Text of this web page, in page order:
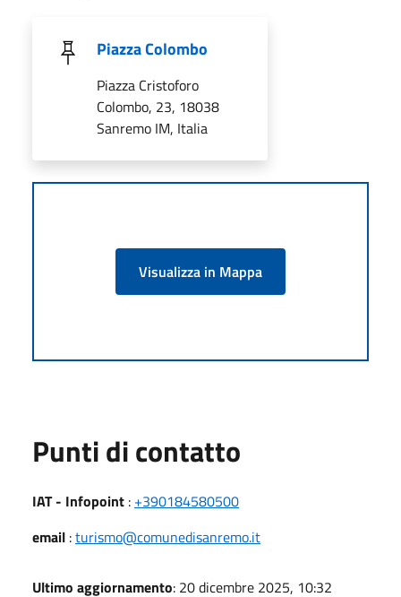
Piazza Colombo
Piazza Cristoforo
Colombo, 23, 18038
Sanremo IM, Italia
Visualizza in Mappa
Punti di contatto
IAT - Infopoint : +390184580500
email :turismo@comunedisanremo.it
Ultimo aggiornamento: 20 dicembre 2025, 10:32